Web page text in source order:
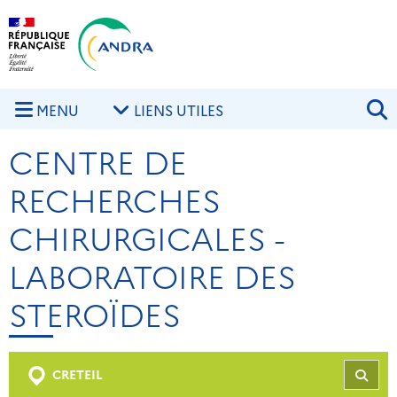
Aller au contenu principal
MENU LIENS UTILES
CENTRE DE
RECHERCHES
CHIRURGICALES -
LABORATOIRE DES
STEROÏDES
CRETEIL